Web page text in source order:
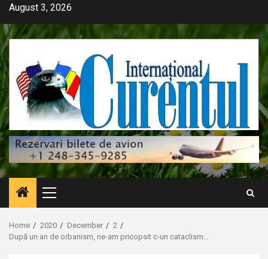
Skip
content
August 3, 2026
Primary
Menu
Home 2020 December
2
După un an de orbanism, ne-am pricopsit c-un cataclism…